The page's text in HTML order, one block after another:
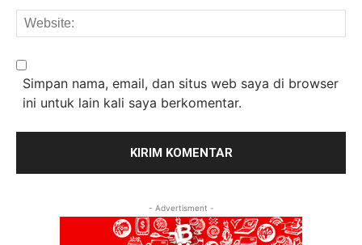
Simpan nama, email, dan situs web saya di browser
ini untuk lain kali saya berkomentar.
- Advertisment -